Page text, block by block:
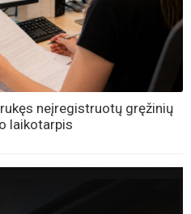
neįregistruotų gręžinių
laikotarpis